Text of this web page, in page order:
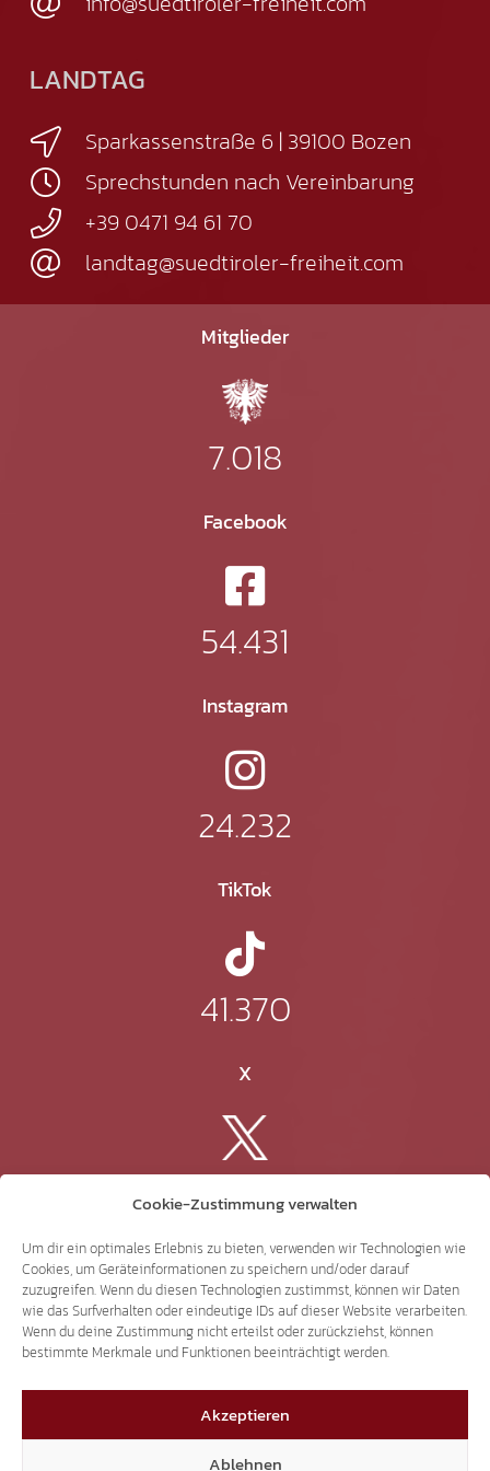
Cookie-Zustimmung verwalten
Um dir ein optimales Erlebnis zu bieten, verwenden wir Technologien wie
Cookies, um Geräteinformationen zu speichern und/oder darauf
zuzugreifen. Wenn du diesen Technologien zustimmst, können wir Daten
wie das Surfverhalten oder eindeutige IDs auf dieser Website verarbeiten.
Wenn du deine Zustimmung nicht erteilst oder zurückziehst, können
bestimmte Merkmale und Funktionen beeinträchtigt werden.
Akzeptieren
Ablehnen
LANDTAG
Sparkassenstraße 6 | 39100 Bozen
Sprechstunden nach Vereinbarung
+39 0471 94 61 70
landtag@suedtiroler-freiheit.com
Mitglieder
7.018
Facebook
54.431
Instagram
24.232
TikTok
41.370
X
3.507
Threads
3.401
YouTube